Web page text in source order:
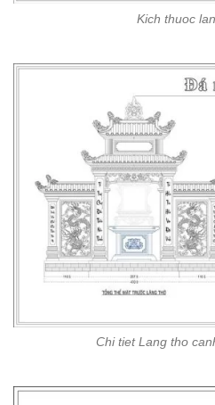
Kich thuoc
Chi tiet Lang tho